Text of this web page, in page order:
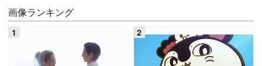
画像ランキング